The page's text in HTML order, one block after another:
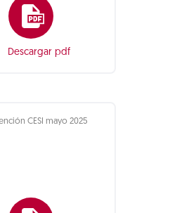
Descargar pdf
CESI mayo 2025